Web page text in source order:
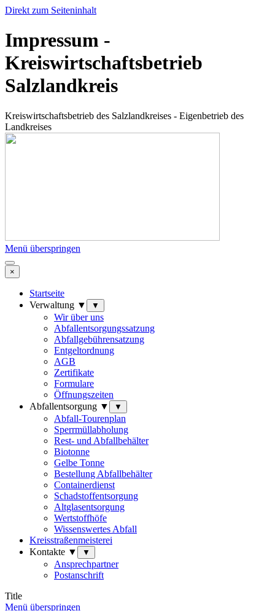
Direkt zum Seiteninhalt
Impressum -
Kreiswirtschaftsbetrieb
Salzlandkreis
Kreiswirtschaftsbetrieb des Salzlandkreises - Eigenbetrieb des
Landkreises
Menü überspringen
×
Startseite
Verwaltung ▼
▼
Wir über uns
Abfallentsorgungssatzung
Abfallgebührensatzung
Entgeltordnung
AGB
Zertifikate
Formulare
Öffnungszeiten
Abfallentsorgung ▼
▼
Abfall-Tourenplan
Sperrmüllabholung
Rest- und Abfallbehälter
Biotonne
Gelbe Tonne
Bestellung Abfallbehälter
Containerdienst
Schadstoffentsorgung
Altglasentsorgung
Wertstoffhöfe
Wissenswertes Abfall
Kreisstraßenmeisterei
Kontakte ▼
▼
Ansprechpartner
Postanschrift
Title
Menü überspringen